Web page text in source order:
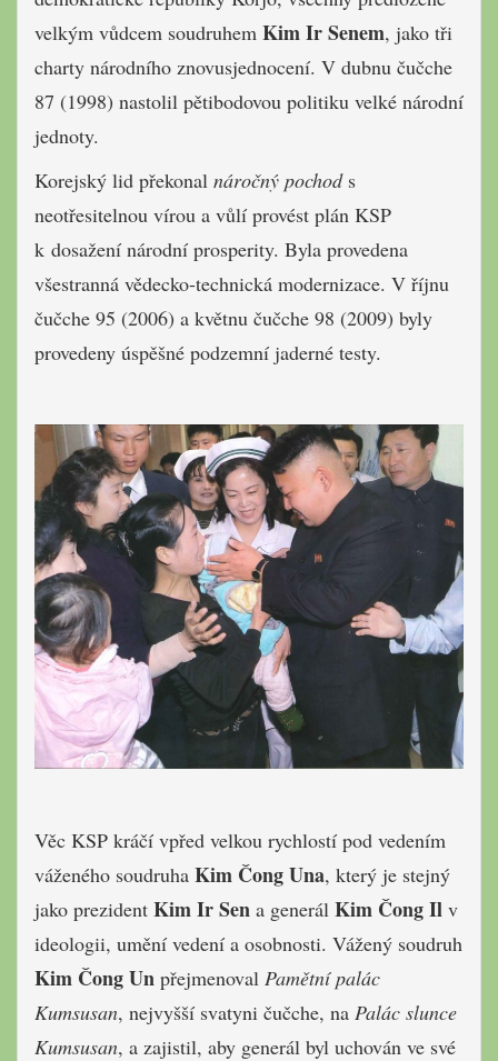
velkým vůdcem soudruhem Kim Ir Senem, jako tři
charty národního znovusjednocení. V dubnu čučche
87 (1998) nastolil pětibodovou politiku velké národní
jednoty.
Korejský lid překonal náročný pochods
neotřesitelnou vírou a vůlí provést plán KSP
k dosažení národní prosperity. Byla provedena
všestranná vědecko-technická modernizace. V říjnu
čučche 95 (2006) a květnu čučche 98 (2009) byly
provedeny úspěšné podzemní jaderné testy.
Věc KSP kráčí vpřed velkou rychlostí pod vedením
váženého soudruha Kim Čong Una, který je stejný
jako prezident Kim Ir Sen a generál Kim Čong Il v
ideologii, umění vedení a osobnosti. Vážený soudruh
Kim Čong Un přejmenoval Pamětní palác
Kumsusan, nejvyšší svatyni čučche, na Palác slunce
Kumsusan, a zajistil, aby generál byl uchován ve své